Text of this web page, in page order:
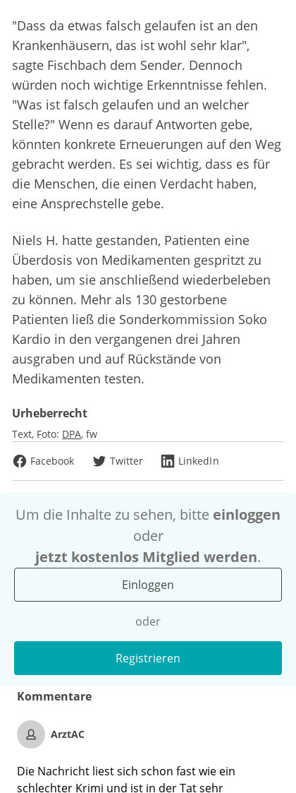
"Dass da etwas falsch gelaufen ist an den
Krankenhäusern, das ist wohl sehr klar",
sagte Fischbach dem Sender. Dennoch
würden noch wichtige Erkenntnisse fehlen.
"Was ist falsch gelaufen und an welcher
Stelle?" Wenn es darauf Antworten gebe,
könnten konkrete Erneuerungen auf den Weg
gebracht werden. Es sei wichtig, dass es für
die Menschen, die einen Verdacht haben,
eine Ansprechstelle gebe.
Niels H. hatte gestanden, Patienten eine
Überdosis von Medikamenten gespritzt zu
haben, um sie anschließend wiederbeleben
zu können. Mehr als 130 gestorbene
Patienten ließ die Sonderkommission Soko
Kardio in den vergangenen drei Jahren
ausgraben und auf Rückstände von
Medikamenten testen.
Urheberrecht
Text, Foto: DPA fw
Facebook
Twitter LinkedIn
Um die Inhalte zu sehen, bitte einloggen
oder
jetzt kostenlos Mitglied werden.
Einloggen
oder
Registrieren
Kommentare
ArztAC
Die Nachricht liest sich schon fast wie ein
schlechter Krimi und ist in der Tat sehr